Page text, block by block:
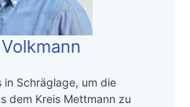
Schräglage, um die
dem Kreis Mettmann zu